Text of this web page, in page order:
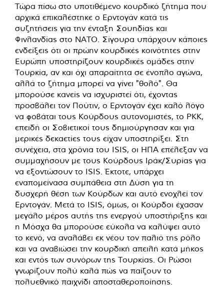
Τώρα πίσω στο υποτιθέμενο κουρδικό ζήτημα που
αρχικά επικαλέστηκε ο Ερντογάν κατά τις
συζητήσεις για την ένταξη Σουηδίας και
Φινλανδίας στο ΝΑΤΟ. Σίγουρα υπάρχουν κάποιες
ενδείξεις ότι οι πρώην κουρδικές κοινότητες στην
Ευρώπη υποστηρίζουν κουρδικές ομάδες στην
Τουρκία, αν και όχι απαραίτητα σε ένοπλο αγώνα,
αλλά το ζήτημα μπορεί να γίνει "θολό". Θα
μπορούσε κανείς να ισχυριστεί ότι, έχοντας
προσβάλει τον Πούτιν, ο Ερντογάν έχει καλό λόγο
να φοβάται τους Κούρδους αυτονομιστές, το PKK,
επειδή οι Σοβιετικοί τους δημιούργησαν και για
μερικές δεκαετίες τους είχαν υποστηρίξει. Στη
συνέχεια, στα χρόνια του ISIS, οι ΗΠΑ επέλεξαν να
συμμαχήσουν με τους Κούρδους Ιράκ/Συρίας για
να εξοντώσουν το ISIS. Έκτοτε, υπάρχει
εναπομείνασα συμπάθεια στη Δύση για τη
δυσχερή θέση των Κούρδων και αυτό ενοχλεί τον
Ερντογάν. Μετά το ISIS, όμως, οι Κούρδοι έχασαν
μεγάλο μέρος αυτής της ενεργού υποστήριξης και
η Μόσχα θα μπορούσε εύκολα να καλύψει αυτό
το κενό, να αναλάβει εκ νέου τον παλιό της ρόλο
και να αναβιώσει την κουρδική απειλή κατά μήκος
και εντός των συνόρων της Τουρκίας. Οι Ρώσοι
γνωρίζουν πολύ καλά πώς να παίζουν το
πολυεθνικό παιχνίδι αποσταθεροποίησης.